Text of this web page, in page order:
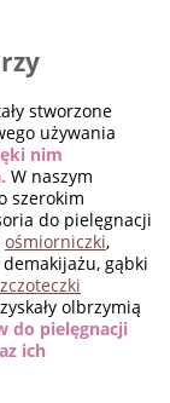
stworzone
używania
nim
W naszym
szerokim
do pielęgnacji
ośmiorniczki,
gąbki
olbrzymią
do pielęgnacji
ich